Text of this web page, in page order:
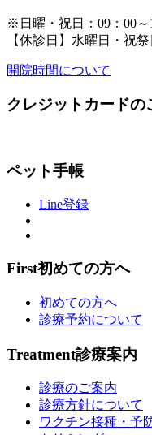
※日曜・祝日：09：00～
【休診日】水曜日・祝
開院時間について
クレジットカードの
ペット手帳
Line登録
First初めての方へ
初めての方へ
診療予約について
Treatment診療案内
診療のご案内
診療方針について
ワクチン接種・予